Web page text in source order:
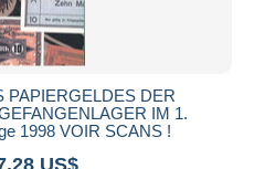
PAPIERGELDES DER
IM 1.
1998 VOIR SCANS !
US$